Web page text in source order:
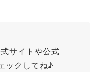
サイトや公式
ックしてね♪